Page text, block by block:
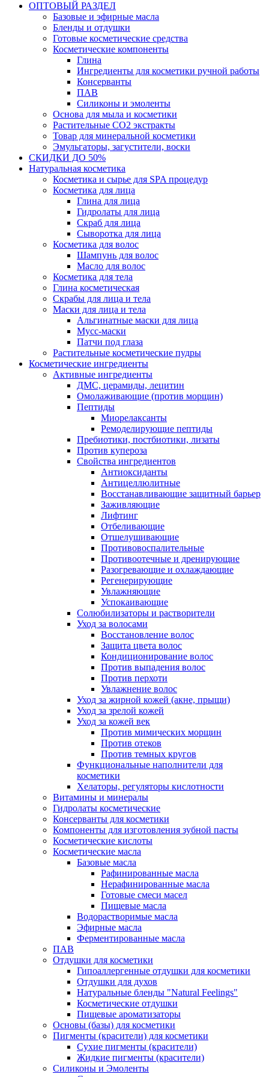
ОПТОВЫЙ РАЗДЕЛ
Базовые и эфирные масла
Бленды и отдушки
Готовые косметические средства
Косметические компоненты
Глина
Ингредиенты для косметики ручной работы
Консерванты
ПАВ
Силиконы и эмоленты
Основа для мыла и косметики
Растительные СО2 экстракты
Товар для минеральной косметики
Эмульгаторы, загустители, воски
СКИДКИ ДО 50%
Натуральная косметика
Косметика и сырье для SPA процедур
Косметика для лица
Глина для лица
Гидролаты для лица
Скраб для лица
Сыворотка для лица
Косметика для волос
Шампунь для волос
Масло для волос
Косметика для тела
Глина косметическая
Скрабы для лица и тела
Маски для лица и тела
Альгинатные маски для лица
Мусс-маски
Патчи под глаза
Растительные косметические пудры
Косметические ингредиенты
Активные ингредиенты
ДМС, церамиды, лецитин
Омолаживающие (против морщин)
Пептиды
Миорелаксанты
Ремоделирующие пептиды
Пребиотики, постбиотики, лизаты
Против купероза
Свойства ингредиентов
Антиоксиданты
Антицеллюлитные
Восстанавливающие защитный барьер
Заживляющие
Лифтинг
Отбеливающие
Отшелушивающие
Противовоспалительные
Противоотечные и дренирующие
Разогревающие и охлаждающие
Регенерирующие
Увлажняющие
Успокаивающие
Солюбилизаторы и растворители
Уход за волосами
Восстановление волос
Защита цвета волос
Кондиционирование волос
Против выпадения волос
Против перхоти
Увлажнение волос
Уход за жирной кожей (акне, прыщи)
Уход за зрелой кожей
Уход за кожей век
Против мимических морщин
Против отеков
Против темных кругов
Функциональные наполнители для
косметики
Хелаторы, регуляторы кислотности
Витамины и минералы
Гидролаты косметические
Консерванты для косметики
Компоненты для изготовления зубной пасты
Косметические кислоты
Косметические масла
Базовые масла
Рафинированные масла
Нерафинированные масла
Готовые смеси масел
Пищевые масла
Водорастворимые масла
Эфирные масла
Ферментированные масла
ПАВ
Отдушки для косметики
Гипоаллергенные отдушки для косметики
Отдушки для духов
Натуральные бленды "Natural Feelings"
Косметические отдушки
Пищевые ароматизаторы
Основы (базы) для косметики
Пигменты (красители) для косметики
Сухие пигменты (красители)
Жидкие пигменты (красители)
Силиконы и Эмоленты